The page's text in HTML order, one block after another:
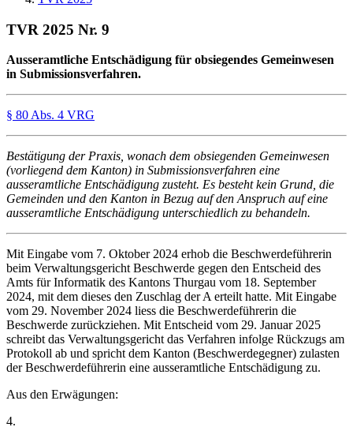
TVR 2025 Nr. 9
Ausseramtliche Entschädigung für obsiegendes Gemeinwesen
in Submissionsverfahren.
§ 80 Abs. 4 VRG
Bestätigung der Praxis, wonach dem obsiegenden Gemeinwesen
(vorliegend dem Kanton) in Submissionsverfahren eine
ausseramtliche Entschädigung zusteht. Es besteht kein Grund, die
Gemeinden und den Kanton in Bezug auf den Anspruch auf eine
ausseramtliche Entschädigung unterschiedlich zu behandeln.
Mit Eingabe vom 7. Oktober 2024 erhob die Beschwerdeführerin
beim Verwaltungsgericht Beschwerde gegen den Entscheid des
Amts für Informatik des Kantons Thurgau vom 18. September
2024, mit dem dieses den Zuschlag der A erteilt hatte. Mit Eingabe
vom 29. November 2024 liess die Beschwerdeführerin die
Beschwerde zurückziehen. Mit Entscheid vom 29. Januar 2025
schreibt das Verwaltungsgericht das Verfahren infolge Rückzugs am
Protokoll ab und spricht dem Kanton (Beschwerdegegner) zulasten
der Beschwerdeführerin eine ausseramtliche Entschädigung zu.
Aus den Erwägungen:
4.